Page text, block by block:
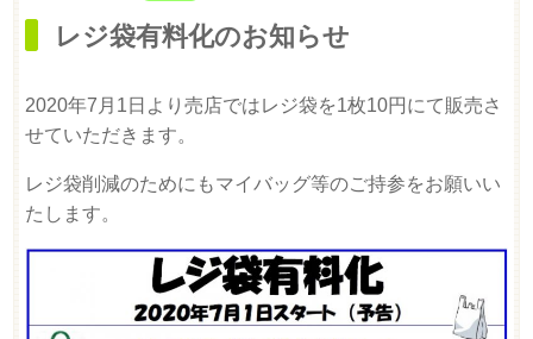
レジ袋有料化のお知らせ
2020年7月1日より売店ではレジ袋を1枚10円にて販売さ
せていただきます。
レジ袋削減のためにもマイバッグ等のご持参をお願いい
たします。